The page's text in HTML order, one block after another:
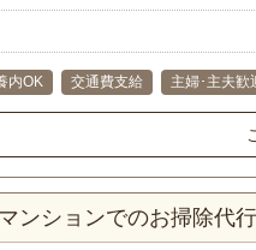
内OK 交通費支給 主婦･主夫歓
ンションでのお掃除代